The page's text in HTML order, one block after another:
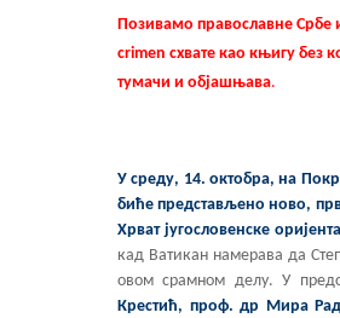
Позивамо православне Србе
crimen схвате као књигу без
тумачи и објашњава.
У среду, 14. октобра,на
биће представљено ново,
Хрват југословенске
кад Ватикан намерава да
овом срамном делу. У
Крестић, проф. др Мира